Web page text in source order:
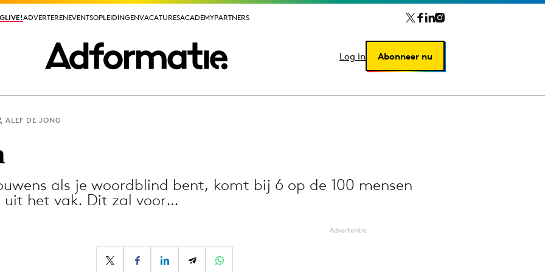
ADVERTERENEVENTSOPLEIDINGENVACATURESACADEMYPARTNERS
Log in Abonneer nu
ADVERTERENEVENTSOPLEIDINGENVACATURESACADEMYPARTNERS
Log in Abonneer nu
ALEF DE JONG
als je woordblind bent, komt bij 6 op de 100 mensen
uit het vak. Dit zal voor…
Advertentie